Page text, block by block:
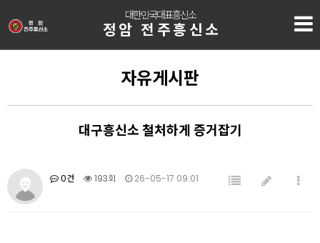
대한민국대표흥신소
정암 전주흥신소
자유게시판
대구흥신소 철처하게 증거잡기
0건 193회 26-05-17 09:01